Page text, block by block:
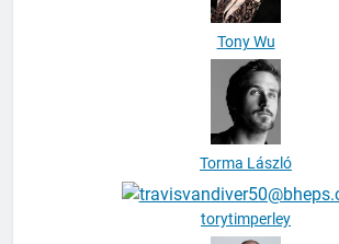
Torma László
torytimperley